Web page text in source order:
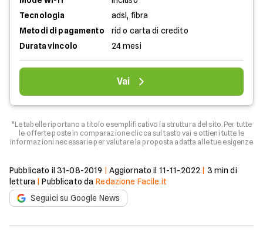
Tecnologia
adsl, fibra
Metodi di pagamento
rid o carta di credito
Durata vincolo
24 mesi
Vai
*Le tabelle riportano a titolo esemplificativo la struttura del sito. Per tutte
le offerte poste in comparazione clicca sul tasto vai e ottieni tutte le
informazioni necessarie per valutare la proposta adatta alle tue esigenze
Pubblicato il 31-08-2019 Aggiornato il 11-11-2022 3 min di
lettura |Pubblicato da Redazione Facile.it
Seguici su Google News